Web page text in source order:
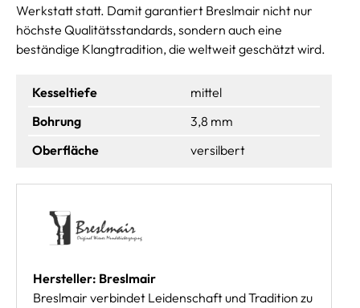
Werkstatt statt. Damit garantiert Breslmair nicht nur
höchste Qualitätsstandards, sondern auch eine
beständige Klangtradition, die weltweit geschätzt wird.
Kesseltiefe
mittel
Bohrung
3,8 mm
Oberfläche
versilbert
Hersteller: Breslmair
Breslmair verbindet Leidenschaft und Tradition zu